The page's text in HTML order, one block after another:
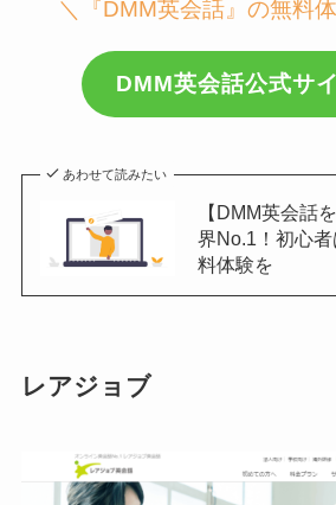
＼『DMM英会話』の無料
DMM英会話公式サ
あわせて読みたい
【DMM英会話
界No.1！初心
料体験を
レアジョブ